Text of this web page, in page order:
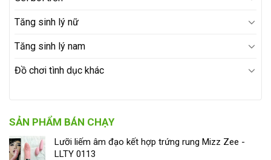
Tăng sinh lý nữ
Tăng sinh lý nam
Đồ chơi tình dục khác
SẢN PHẨM BÁN CHẠY
Lưỡi liếm âm đạo kết hợp trứng rung Mizz Zee -
LLTY 0113